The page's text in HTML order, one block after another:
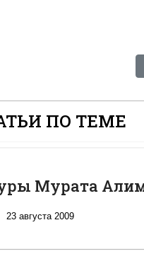
Мурата Алимова
ПО ТЕМЕ
Мурата
23 августа 2009